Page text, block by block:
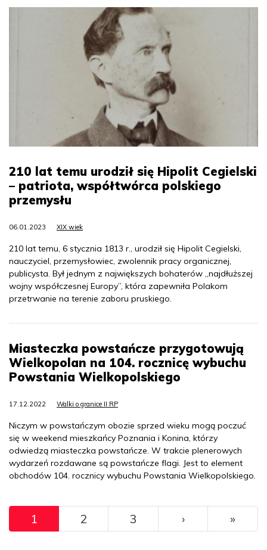
210 lat temu urodził się Hipolit Cegielski
– patriota, współtwórca polskiego
przemysłu
06.01.2023 XIX wiek
210 lat temu, 6 stycznia 1813 r., urodził się Hipolit Cegielski,
nauczyciel, przemysłowiec, zwolennik pracy organicznej,
publicysta. Był jednym z największych bohaterów „najdłuższej
wojny współczesnej Europy”, która zapewniła Polakom
przetrwanie na terenie zaboru pruskiego.
Miasteczka powstańcze przygotowują
Wielkopolan na 104. rocznicę wybuchu
Powstania Wielkopolskiego
17.12.2022 Walki o granice II RP
Niczym w powstańczym obozie sprzed wieku mogą poczuć
się w weekend mieszkańcy Poznania i Konina, którzy
odwiedzą miasteczka powstańcze. W trakcie plenerowych
wydarzeń rozdawane są powstańcze flagi. Jest to element
obchodów 104. rocznicy wybuchu Powstania Wielkopolskiego.
Pagination
1 2 3 ››› »